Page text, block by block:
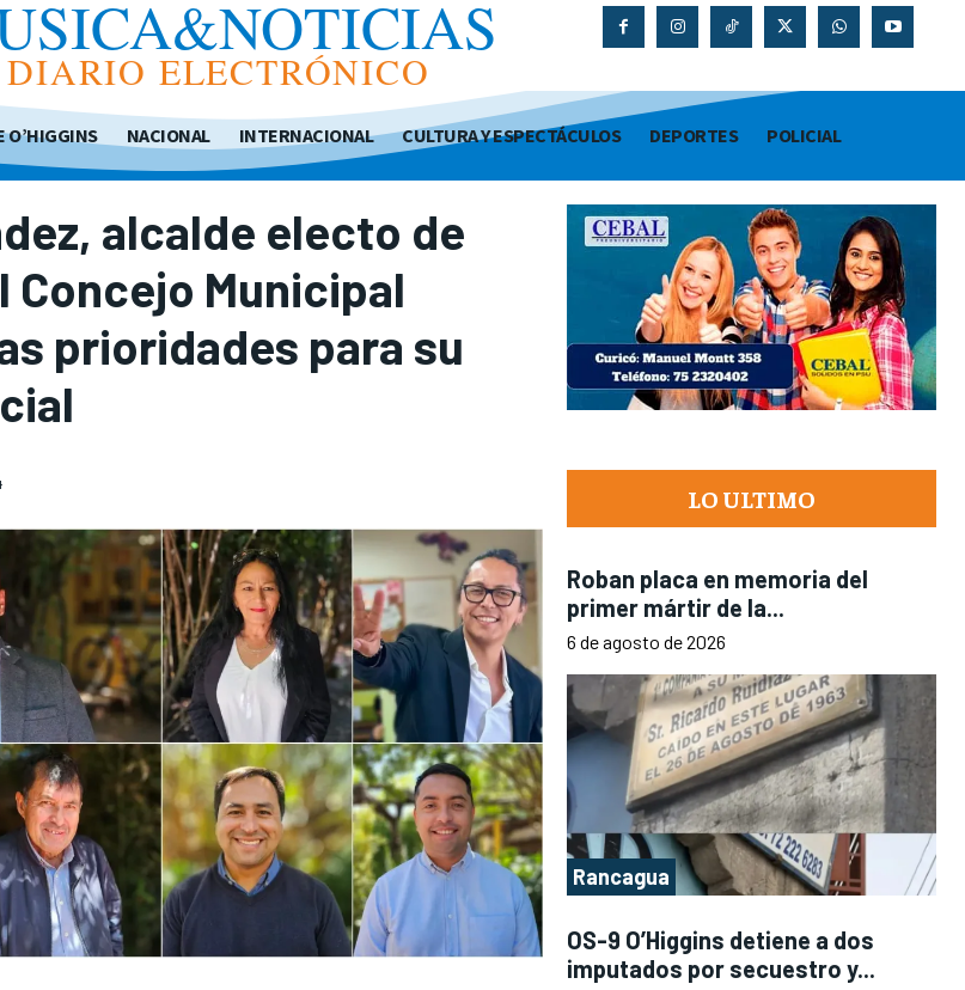
DIARIO ELECTRÓNICO
O’HIGGINS NACIONAL INTERNACIONAL CULTURA Y ESPECTÁCULOS DEPORTES POLICIAL
alcalde electo de
Concejo Municipal
prioridades para su
LO ULTIMO
Roban placa en memoria del
primer mártir de la...
6 de agosto de 2026
Rancagua
OS-9 O’Higgins detiene a dos
imputados por secuestro y...